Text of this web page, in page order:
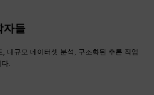
자들
, 대규모 데이터셋 분석, 구조화된 추론 작업
.